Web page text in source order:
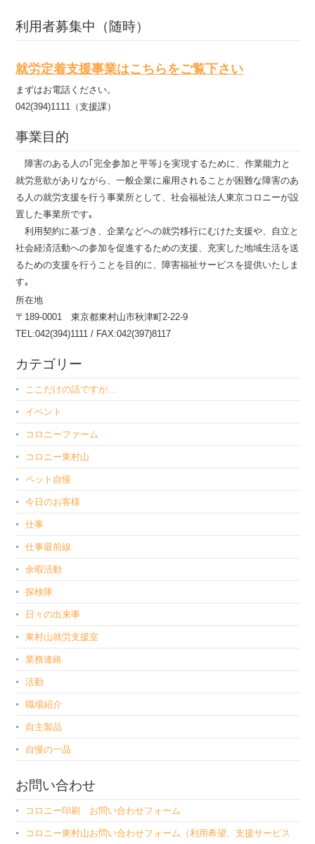
利用者募集中（随時）
就労定着支援事業はこちらをご覧下さい
まずはお電話ください。
042(394)1111（支援課）
事業目的
障害のある人の｢完全参加と平等｣を実現するために、作業能力と
就労意欲がありながら、一般企業に雇用されることが困難な障害のあ
る人の就労支援を行う事業所として、社会福祉法人東京コロニーが設
置した事業所です｡
利用契約に基づき、企業などへの就労移行にむけた支援や、自立と
社会経済活動への参加を促進するための支援、充実した地域生活を送
るための支援を行うことを目的に、障害福祉サービスを提供いたしま
す｡
所在地
〒189-0001 東京都東村山市秋津町2-22-9
TEL:042(394)1111 / FAX:042(397)8117
カテゴリー
ここだけの話ですが…
イベント
コロニーファーム
コロニー東村山
ペット自慢
今日のお客様
仕事
仕事最前線
余暇活動
探検隊
日々の出来事
東村山就労支援室
業務連絡
活動
職場紹介
自主製品
自慢の一品
お問い合わせ
コロニー印刷 お問い合わせフォーム
コロニー東村山お問い合わせフォーム（利用希望、支援サービス